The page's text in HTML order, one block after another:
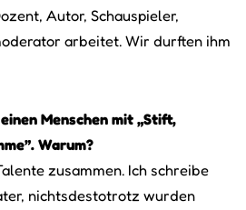
Autor, Schauspieler,
arbeitet. Wir durften ihm
Menschen mit „Stift,
Warum?
zusammen. Ich schreibe
nichtsdestotrotz wurden